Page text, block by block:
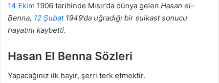
14 Ekim 1906 tarihinde Mısır’da dünya gelen Hasan el–
Benna, 12 Şubat1949’da uğradığı bir suikast sonucu
hayatını kaybetti.
Hasan El Benna Sözleri
Yapacağınız ilk hayır, şerri terk etmektir.